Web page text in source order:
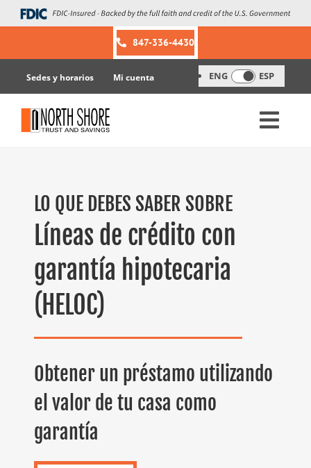
Skip
to
847-336-4430
Sedes y horarios Mi cuenta ENG ESP
LO QUE DEBES SABER SOBRE
Líneas de crédito con
garantía hipotecaria
(HELOC)
Obtener un préstamo utilizando
el valor de tu casa como
garantía